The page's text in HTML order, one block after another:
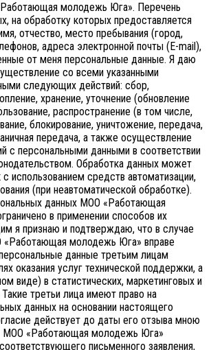
молодежь Юга». Перечень
на обработку которых предоставляется
отчество, место пребывания (город,
адреса электронной почты (E-mail),
от меня персональные данные. Я даю
со всеми указанными
следующих действий: сбор,
хранение, уточнение (обновление
распространение (в том числе,
блокирование, уничтожение, передача,
передача, а также осуществление
с персональными данными в соответствии
Обработка данных может
использованием средств автоматизации,
(при неавтоматической обработке).
данных МОО «Работающая
в применении способов их
я признаю и подтверждаю, что в случае
молодежь Юга» вправе
данные третьим лицам
оказания услуг технической поддержки, а
виде) в статистических, маркетинговых и
третьи лица имеют право на
данных на основании настоящего
действует до даты его отзыва мною
МОО «Работающая молодежь Юга»
письменного заявления,